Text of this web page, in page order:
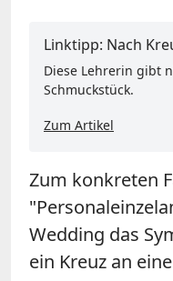
Linktipp: Nach
Diese Lehrerin gibt
Schmuckstück.
Zum Artikel
Zum konkreten
Wedding das
ein Kreuz an